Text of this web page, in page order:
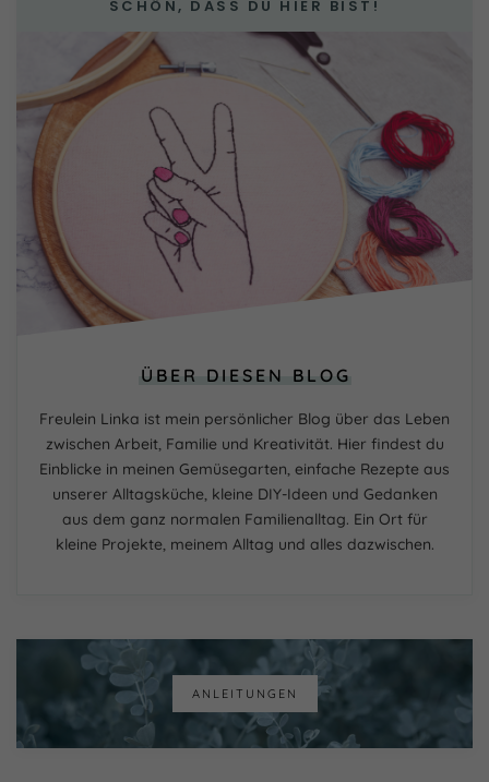
SCHÖN, DASS DU HIER BIST!
ÜBER DIESEN BLOG
Freulein Linka ist mein persönlicher Blog über das Leben
zwischen Arbeit, Familie und Kreativität. Hier findest du
Einblicke in meinen Gemüsegarten, einfache Rezepte aus
unserer Alltagsküche, kleine DIY-Ideen und Gedanken
aus dem ganz normalen Familienalltag. Ein Ort für
kleine Projekte, meinem Alltag und alles dazwischen.
ANLEITUNGEN